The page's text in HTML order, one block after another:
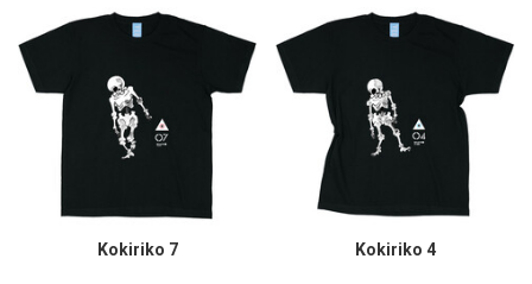
Kokiriko 7 Kokiriko 4